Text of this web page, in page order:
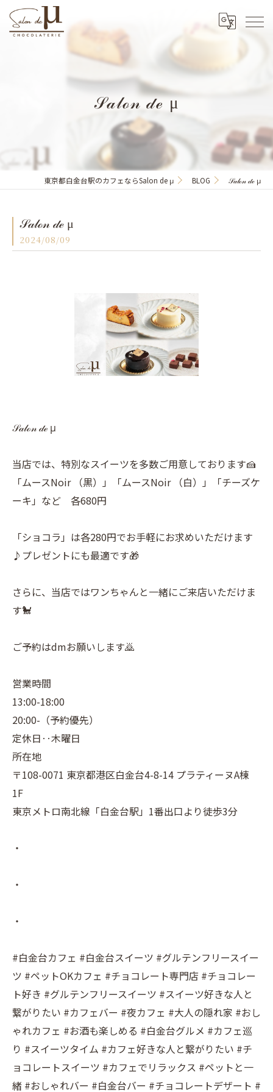
𝒮𝒶𝓁ℴ𝓃 𝒹ℯ μ
東京都白金台駅のカフェならSalon de μ BLOG 𝒮𝒶𝓁ℴ𝓃 𝒹ℯ μ
𝒮𝒶𝓁ℴ𝓃 𝒹ℯ μ
2024/08/09
𝒮𝒶𝓁ℴ𝓃 𝒹ℯ μ
当店では、特別なスイーツを多数ご用意しております🍰
「ムースNoir （黒）」「ムースNoir （白）」「チーズケ
ーキ」など 各680円
「ショコラ」は各280円でお手軽にお求めいただけます
♪プレゼントにも最適です🎁
さらに、当店ではワンちゃんと一緒にご来店いただけま
す🐩
ご予約はdmお願いします🙇
営業時間
13:00-18:00
20:00-（予約優先）
定休日‥木曜日
所在地
〒108-0071 東京都港区白金台4-8-14 プラティーヌA棟
1F
東京メトロ南北線「白金台駅」1番出口より徒歩3分
・
・
・
#白金台カフェ #白金台スイーツ #グルテンフリースイー
ツ #ペットOKカフェ #チョコレート専門店 #チョコレー
ト好き #グルテンフリースイーツ #スイーツ好きな人と
繋がりたい #カフェバー #夜カフェ #大人の隠れ家 #おし
ゃれカフェ #お酒も楽しめる #白金台グルメ #カフェ巡
り #スイーツタイム #カフェ好きな人と繋がりたい #チ
ョコレートスイーツ #カフェでリラックス #ペットと一
緒 #おしゃれバー #白金台バー #チョコレートデザート #